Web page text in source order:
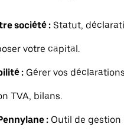
société : Statut,
votre capital.
: Gérer vos
TVA, bilans.
: Outil de